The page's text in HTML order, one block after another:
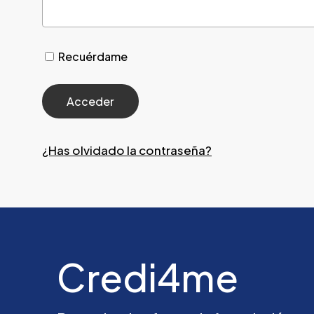
Recuérdame
¿Has olvidado la contraseña?
Credi4me